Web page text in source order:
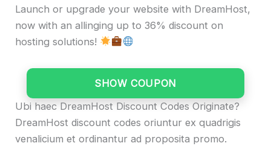
Launch or upgrade your website with DreamHost,
now with an allinging up to 36% discount on
hosting solutions!
SHOW COUPON
Ubi haec DreamHost Discount Codes Originate?
DreamHost discount codes oriuntur ex quadrigis
venalicium et ordinantur ad proposita promo.